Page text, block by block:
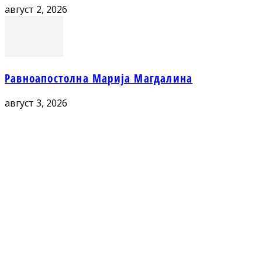
август 2, 2026
Равноапостолна Марија Магдалина
август 3, 2026